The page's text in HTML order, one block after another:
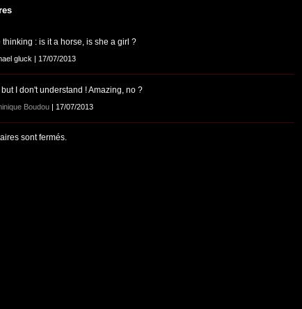
thinking : is it a horse, is she a girl ?
gluck | 17/07/2013
but I don't understand ! Amazing, no ?
Boudou | 17/07/2013
sont fermés.